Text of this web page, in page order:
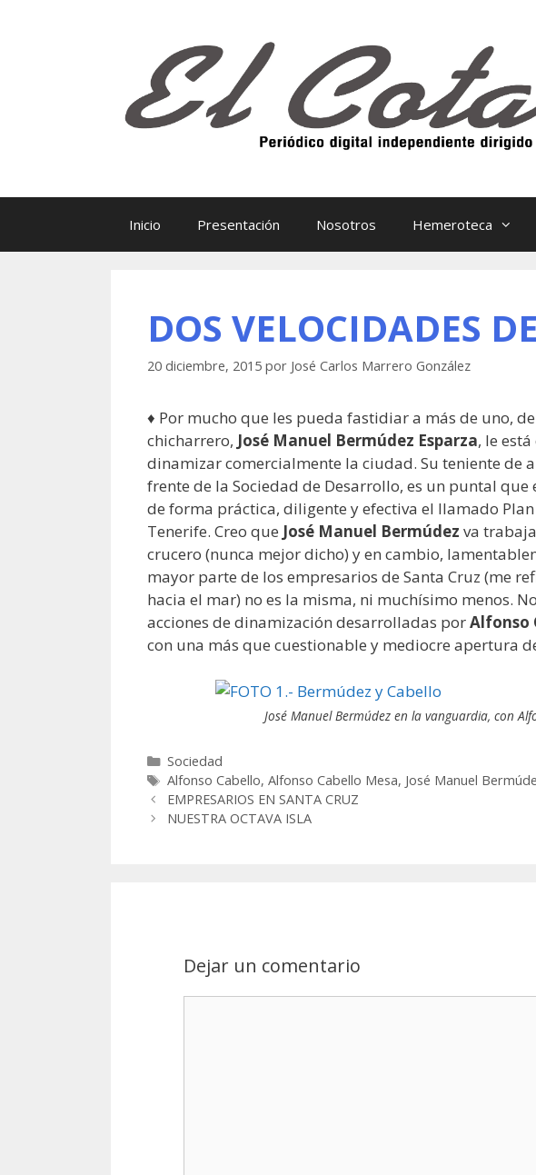
Inicio Presentación Nosotros Hemeroteca
DOS VELOCIDADES
20 diciembre, 2015 por José Carlos Marrero González
♦ Por mucho que les pueda fastidiar a más de uno,
chicharrero, José Manuel Bermúdez Esparza, le
dinamizar comercialmente la ciudad. Su teniente de
frente de la Sociedad de Desarrollo, es un puntal
de forma práctica, diligente y efectiva el llamado
Tenerife. Creo que José Manuel Bermúdez va
crucero (nunca mejor dicho) y en cambio,
mayor parte de los empresarios de Santa Cruz (me
hacia el mar) no es la misma, ni muchísimo menos.
acciones de dinamización desarrolladas porAlfonso
con una más que cuestionable y mediocre apertura
José Manuel Bermúdez en la vanguardia, con
Categorías
Sociedad
Etiquetas
Alfonso Cabello, Alfonso Cabello Mesa, José Manuel
Post
EMPRESARIOS EN SANTA CRUZ
NUESTRA OCTAVA ISLA
Dejar un comentario